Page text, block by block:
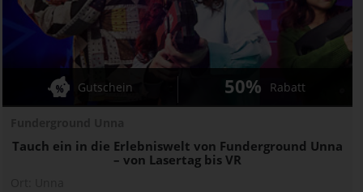
Tauch ein in die Erlebniswelt von Funderground Unna
– von Lasertag bis VR
Gutschein 50% Rabatt